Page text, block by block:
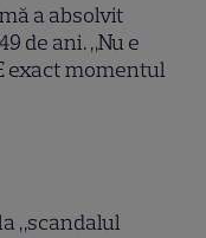
a absolvit
de ani. „Nu e
exact momentul
„scandalul